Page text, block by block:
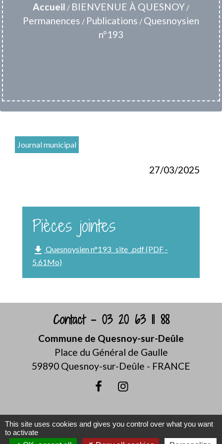
Accueil / BIENVENUE À QUESNOY /
Permanences / Publications / Quesnoysien
n°193
Journal municipal
27/03/2025
Pièces jointes
file_download Quesnoysien n°193 _site_.pdf (PDF -
5.61Mo)
Contact - 03 20 63 11 88
Commune de Quesnoy-sur-Deûle
Place du Général de Gaulle
59890 Quesnoy-sur-Deûle - FRANCE
Mentions légales Politique de confidentialité
This site uses cookies and gives you control over what you want
to activate